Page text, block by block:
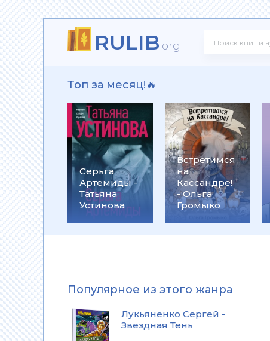
RULIB.org
Топ за месяц!🔥
от
-
Серьга
Артемиды -
Татьяна
Устинова
Встретимся
на
Кассандре!
- Ольга
Громыко
Популярное из этого жанра
Лукьяненко Сергей -
Звездная Тень
Тень
божественных замыслов
бушлаты. Диверсант из будущего